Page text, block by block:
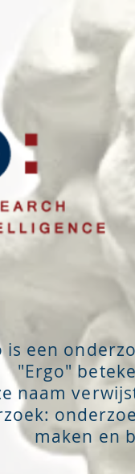
is een
"Ergo"
naam
maken en